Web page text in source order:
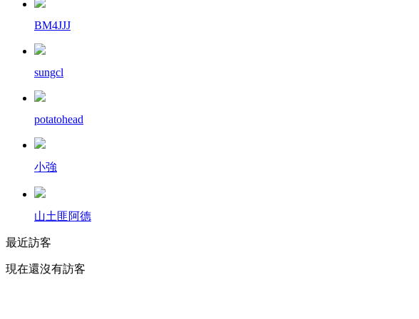
BM4JJJ
sungcl
potatohead
小強
山土匪阿德
最近訪客
現在還沒有訪客